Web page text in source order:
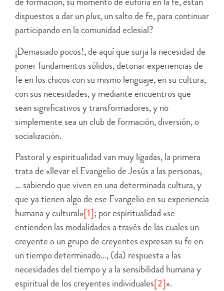
dispuestos a dar unplus, un salto de fe, para continuar
participando en la comunidad eclesial?
¡Demasiado pocos!, de aquí que surja la necesidad de
poner fundamentos sólidos, detonar experiencias de
fe en los chicos con su mismo lenguaje, en su cultura,
con sus necesidades, y mediante encuentros que
sean significativos y transformadores, y no
simplemente sea un club de formación, diversión, o
socialización.
Pastoral y espiritualidad van muy ligadas, la primera
trata de «llevar el Evangelio de Jesús a las personas,
… sabiendo que viven en una determinada cultura, y
que ya tienen algo de ese Evangelio en su experiencia
humana y cultural»[1]; por espiritualidad «se
entienden las modalidades a través de las cuales un
creyente o un grupo de creyentes expresan su fe en
un tiempo determinado…, (da) respuesta a las
necesidades del tiempo y a la sensibilidad humana y
espiritual de los creyentes individuales[2]».